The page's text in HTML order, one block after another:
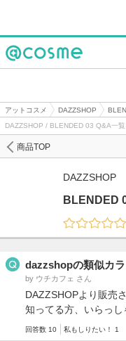
アットコスメ DAZZSHOP
DAZZSHOP / BLENDED 03 Q&A一覧
商品TOP
DAZZSHOP
BLENDED
dazzshopの類似カ
by ウチカフェ さん
DAZZSHOPより販売
知ってる方、いらっし
回答数 10 私もしりたい！ 1